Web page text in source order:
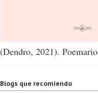
(Dendro, 2021). Poemario
Blogs que recomiendo